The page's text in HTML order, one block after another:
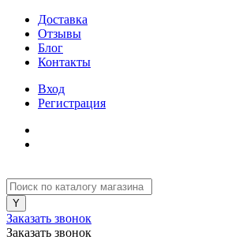
Доставка
Отзывы
Блог
Контакты
Вход
Регистрация
Заказать звонок
Заказать звонок